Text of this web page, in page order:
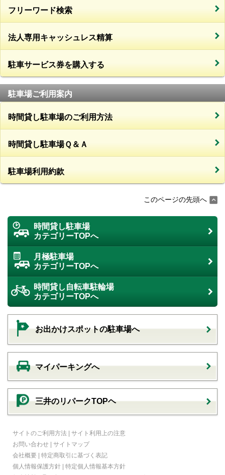
フリーワード検索
法人専用キャッシュレス精算
駐車サービス券を購入する
駐車場ご利用案内
時間貸し駐車場のご利用方法
時間貸し駐車場Ｑ＆Ａ
駐車場利用約款
このページの先頭へ
時間貸し駐車場
カテゴリーTOPへ
月極駐車場
カテゴリーTOPへ
時間貸し自転車駐輪場
カテゴリーTOPへ
お出かけスポットの駐車場へ
マイパーキングへ
三井のリパークTOPヘ
サイトのご利用方法 | サイト利用上の注意
お問い合わせ | サイトマップ
会社概要 | 特定商取引に基づく表記
個人情報保護方針 | 特定個人情報基本方針